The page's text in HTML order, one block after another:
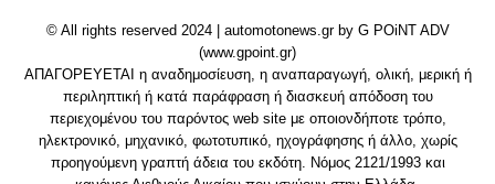
© All rights reserved 2024 | automotonews.gr by G POiNT ADV
(www.gpoint.gr)
ΑΠΑΓΟΡΕΥΕΤΑΙ η αναδημοσίευση, η αναπαραγωγή, ολική, μερική ή
περιληπτική ή κατά παράφραση ή διασκευή απόδοση του
περιεχομένου του παρόντος web site με οποιονδήποτε τρόπο,
ηλεκτρονικό, μηχανικό, φωτοτυπικό, ηχογράφησης ή άλλο, χωρίς
προηγούμενη γραπτή άδεια του εκδότη. Νόμος 2121/1993 και